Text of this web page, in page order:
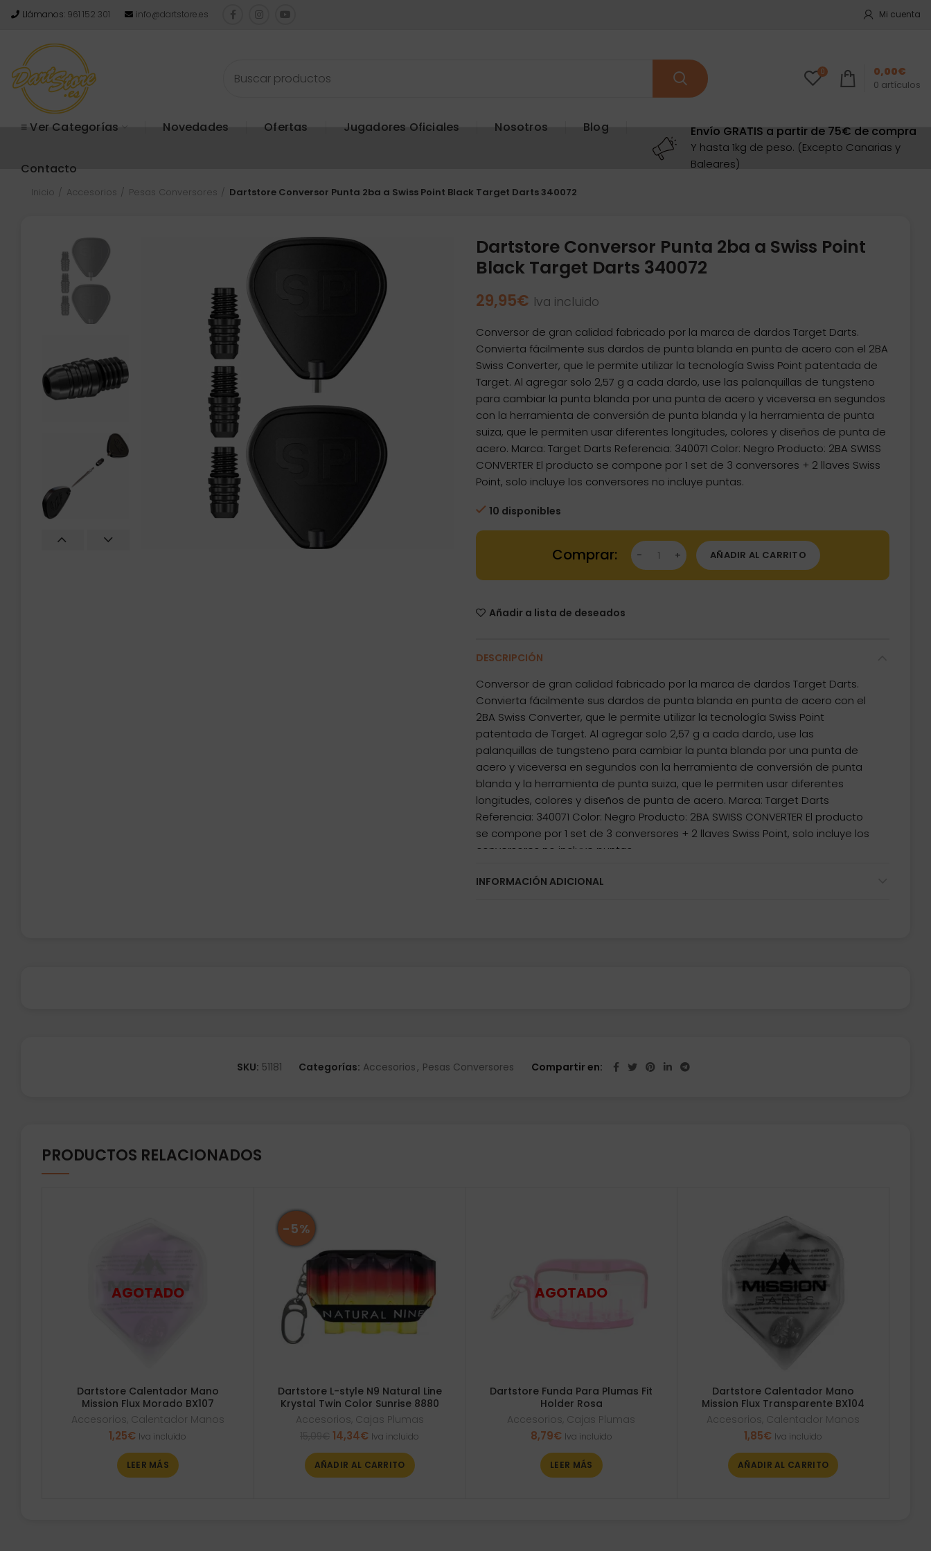
Llámanos: 961 152 301 info@dartstore.es Mi cuenta
0
0 artículos
0,00€
≡ Ver Categorías Novedades Ofertas Jugadores Oficiales Nosotros Blog
Contacto
Envío GRATIS a partir de 75€ de compra
Y hasta 1kg de peso. (Excepto Canarias y
Baleares)
Inicio Accesorios Pesas Conversores Dartstore Conversor Punta 2ba a Swiss Point Black Target Darts 340072
Dartstore Conversor Punta 2ba a Swiss Point
Black Target Darts 340072
29,95€ Iva incluido
Conversor de gran calidad fabricado por la marca de dardos Target Darts.
Convierta fácilmente sus dardos de punta blanda en punta de acero con el 2BA
Swiss Converter, que le permite utilizar la tecnología Swiss Point patentada de
Target. Al agregar solo 2,57 g a cada dardo, use las palanquillas de tungsteno
para cambiar la punta blanda por una punta de acero y viceversa en segundos
con la herramienta de conversión de punta blanda y la herramienta de punta
suiza, que le permiten usar diferentes longitudes, colores y diseños de punta de
acero. Marca: Target Darts Referencia: 340071 Color: Negro Producto: 2BA SWISS
CONVERTER El producto se compone por 1 set de 3 conversores + 2 llaves Swiss
Point, solo incluye los conversores no incluye puntas.
10 disponibles
Dartstore Conversor Punta 2ba a Swiss Point Black Target Darts 340072
AÑADIR AL CARRITO
Añadir a lista de deseados
DESCRIPCIÓN
Conversor de gran calidad fabricado por la marca de dardos Target Darts.
Convierta fácilmente sus dardos de punta blanda en punta de acero con el
2BA Swiss Converter, que le permite utilizar la tecnología Swiss Point
patentada de Target. Al agregar solo 2,57 g a cada dardo, use las
palanquillas de tungsteno para cambiar la punta blanda por una punta de
acero y viceversa en segundos con la herramienta de conversión de punta
blanda y la herramienta de punta suiza, que le permiten usar diferentes
longitudes, colores y diseños de punta de acero. Marca: Target Darts
Referencia: 340071 Color: Negro Producto: 2BA SWISS CONVERTER El producto
se compone por 1 set de 3 conversores + 2 llaves Swiss Point, solo incluye los
conversores no incluye puntas.
INFORMACIÓN ADICIONAL
SKU: 51181 Categorías: Accesorios, Pesas Conversores Compartir en
PRODUCTOS RELACIONADOS
Dartstore Calentador Mano
Mission Flux Morado BX107
Accesorios, Calentador Manos
1,25€ Iva incluido
LEER MÁS
-5%
Dartstore L-style N9 Natural Line
Krystal Twin Color Sunrise 8880
Accesorios, Cajas Plumas
El
original
era:
14,34€El
actual
es:
Iva incluido
AÑADIR AL CARRITO
Dartstore Funda Para Plumas Fit
Holder Rosa
Accesorios, Cajas Plumas
8,79€ Iva incluido
LEER MÁS
Dartstore Calentador Mano
Mission Flux Transparente BX104
Accesorios, Calentador Manos
1,85€ Iva incluido
AÑADIR AL CARRITO